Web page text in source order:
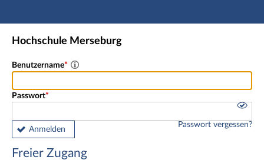
Hauptnavigation
Freier Zugang
Nutzerdaten abrufen
Fußzeile
Hochschule Merseburg
Benutzername
Passwort
Anmelden
Passwort vergessen?
Freier Zugang